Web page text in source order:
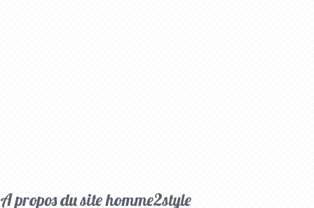
A propos du site homme2style